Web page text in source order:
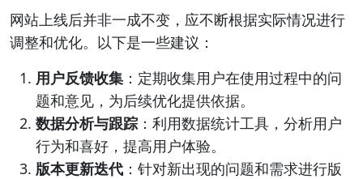
网站上线后并非一成不变，应不断根据实际情况进行
调整和优化。以下是一些建议：
用户反馈收集 ：定期收集用户在使用过程中的问
题和意见，为后续优化提供依据。
数据分析与跟踪 ：利用数据统计工具，分析用户
行为和喜好，提高用户体验。
版本更新迭代 ：针对新出现的问题和需求进行版